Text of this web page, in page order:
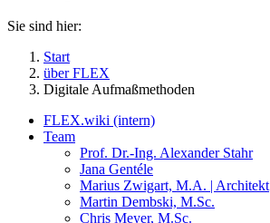
Sie sind hier:
Start
über FLEX
Digitale Aufmaßmethoden
FLEX.wiki (intern)
Team
Prof. Dr.-Ing. Alexander Stahr
Jana Gentéle
Marius Zwigart, M.A. | Architekt
Martin Dembski, M.Sc.
Chris Meyer, M.Sc.